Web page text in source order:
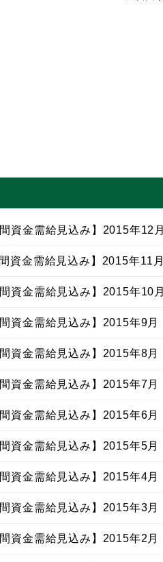
間資金需給見込み】2015年12月
間資金需給見込み】2015年11月
間資金需給見込み】2015年10月
間資金需給見込み】2015年9月
間資金需給見込み】2015年8月
間資金需給見込み】2015年7月
間資金需給見込み】2015年6月
間資金需給見込み】2015年5月
間資金需給見込み】2015年4月
間資金需給見込み】2015年3月
間資金需給見込み】2015年2月